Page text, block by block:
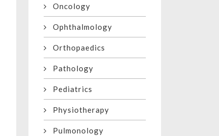
Oncology
Ophthalmology
Orthopaedics
Pathology
Pediatrics
Physiotherapy
Pulmonology